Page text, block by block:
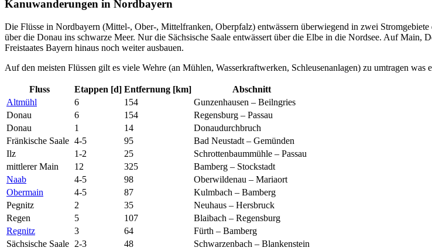
Kanuwanderungen in Nordbayern
Die Flüsse in Nordbayern (Mittel-, Ober-, Mittelfranken, Oberpfalz) entwässern überwiegend in zwei
über die Donau ins schwarze Meer. Nur die Sächsische Saale entwässert über die Elbe in die Nordsee. Auf Main,
Freistaates Bayern hinaus noch weiter ausbauen.
Auf den meisten Flüssen gilt es viele Wehre (an Mühlen, Wasserkraftwerken, Schleusenanlagen) zu umtragen
Fluss Etappen [d] Entfernung [km]
Abschnitt
Altmühl
6 154
Gunzenhausen – Beilngries
Donau
6 154
Regensburg – Passau
Donau
1 14
Donaudurchbruch
Fränkische Saale 4-5 95
Bad Neustadt – Gemünden
Ilz
1-2 25
Schrottenbaummühle – Passau
mittlerer Main
12 325
Bamberg – Stockstadt
Naab
4-5 98
Oberwildenau – Mariaort
Obermain
4-5 87
Kulmbach – Bamberg
Pegnitz
2 35
Neuhaus – Hersbruck
Regen
5 107
Blaibach – Regensburg
Regnitz
3 64
Fürth – Bamberg
Sächsische Saale 2-3 48
Schwarzenbach – Blankenstein